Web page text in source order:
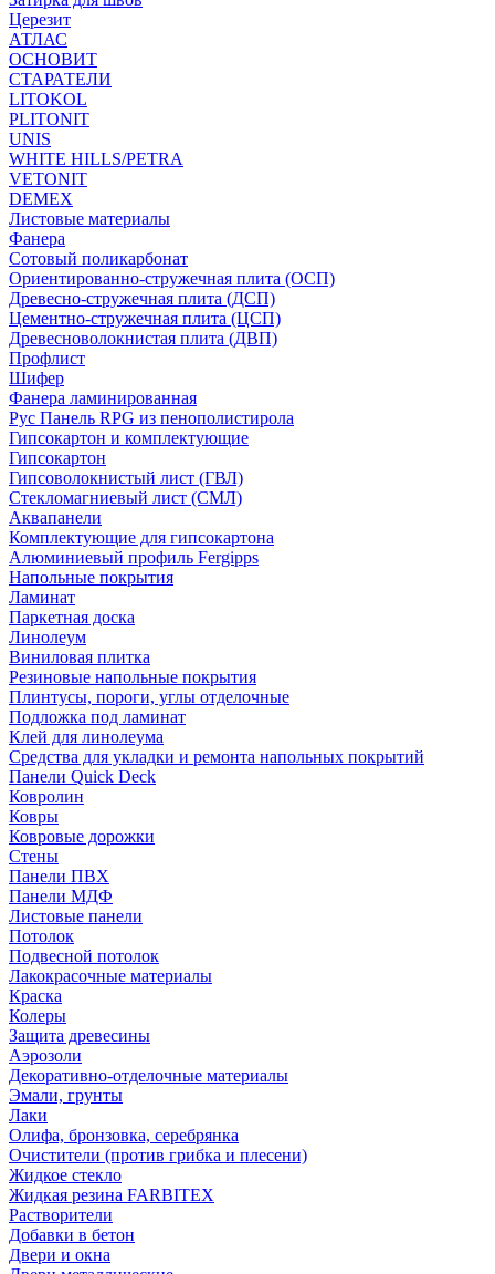
Церезит
АТЛАС
ОСНОВИТ
СТАРАТЕЛИ
LITOKOL
PLITONIT
UNIS
WHITE HILLS/PETRA
VETONIT
DEMEX
Листовые материалы
Фанера
Сотовый поликарбонат
Ориентированно-стружечная плита (ОСП)
Древесно-стружечная плита (ДСП)
Цементно-стружечная плита (ЦСП)
Древесноволокнистая плита (ДВП)
Профлист
Шифер
Фанера ламинированная
Рус Панель RPG из пенополистирола
Гипсокартон и комплектующие
Гипсокартон
Гипсоволокнистый лист (ГВЛ)
Стекломагниевый лист (СМЛ)
Аквапанели
Комплектующие для гипсокартона
Алюминиевый профиль Fergipps
Напольные покрытия
Ламинат
Паркетная доска
Линолеум
Виниловая плитка
Резиновые напольные покрытия
Плинтусы, пороги, углы отделочные
Подложка под ламинат
Клей для линолеума
Средства для укладки и ремонта напольных покрытий
Панели Quick Deck
Ковролин
Ковры
Ковровые дорожки
Стены
Панели ПВХ
Панели МДФ
Листовые панели
Потолок
Подвесной потолок
Лакокрасочные материалы
Краска
Колеры
Защита древесины
Аэрозоли
Декоративно-отделочные материалы
Эмали, грунты
Лаки
Олифа, бронзовка, серебрянка
Очистители (против грибка и плесени)
Жидкое стекло
Жидкая резина FARBITEX
Растворители
Добавки в бетон
Двери и окна